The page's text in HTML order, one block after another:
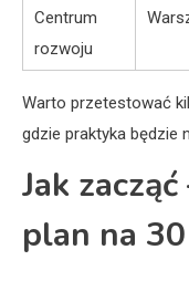
Centrum
rozwoju
Warto przetestować
gdzie praktyka będzie
Jak
plan na